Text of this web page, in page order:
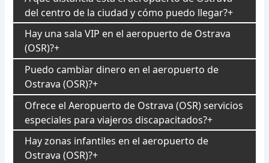
del centro de la ciudad y cómo puedo llegar?
Hay una sala VIP en el aeropuerto de Ostrava
(OSR)?
Puedo cambiar dinero en el aeropuerto de
Ostrava (OSR)?
Ofrece el Aeropuerto de Ostrava (OSR) servicios
especiales para viajeros discapacitados?
Hay zonas infantiles en el aeropuerto de
Ostrava (OSR)?